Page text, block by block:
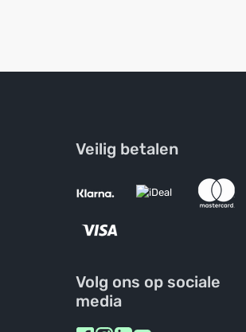
Veilig betalen
Volg ons op sociale
media